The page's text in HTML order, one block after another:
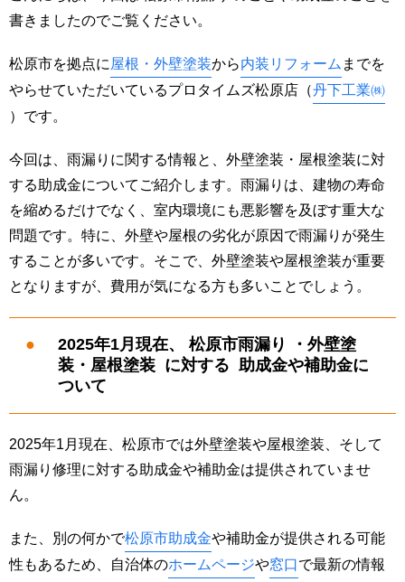
書きましたのでご覧ください。
松原市を拠点に 屋根・外壁塗装から内装リフォーム までを
やらせていただいているプロタイムズ松原店（丹下工業㈱
）です。
今回は、雨漏りに関する情報と、外壁塗装・屋根塗装に対
する助成金についてご紹介します。雨漏りは、建物の寿命
を縮めるだけでなく、室内環境にも悪影響を及ぼす重大な
問題です。特に、外壁や屋根の劣化が原因で雨漏りが発生
することが多いです。そこで、外壁塗装や屋根塗装が重要
となりますが、費用が気になる方も多いことでしょう。
2025年1月現在、 松原市雨漏り ・外壁塗
装・屋根塗装 に対する 助成金や補助金に
ついて
2025年1月現在、松原市では外壁塗装や屋根塗装、そして
雨漏り修理に対する助成金や補助金は提供されていませ
ん。
また、別の何かで松原市助成金や補助金が提供される可能
性もあるため、自治体のホームページや窓口で最新の情報